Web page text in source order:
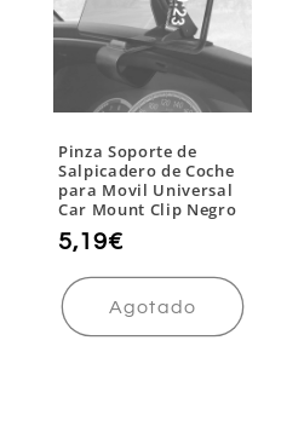
Pinza Soporte de
Salpicadero de Coche
para Movil Universal
Car Mount Clip Negro
Precio
habitual
5,19€
Agotado